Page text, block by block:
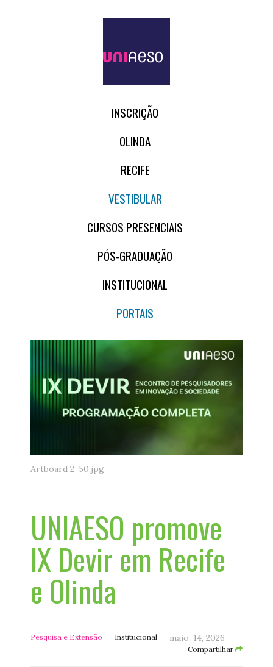
INSCRIÇÃO
OLINDA
RECIFE
VESTIBULAR
CURSOS PRESENCIAIS
PÓS-GRADUAÇÃO
INSTITUCIONAL
PORTAIS
Artboard 2-50.jpg
UNIAESO promove
IX Devir em Recife
e Olinda
Pesquisa e Extensão Institucional maio. 14, 2026
Compartilhar